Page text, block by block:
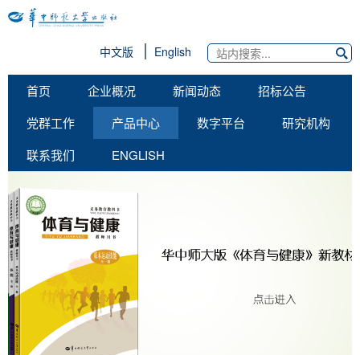
中文版 English
首页 企业概况 新闻动态
招标公告
党群工作
产品中心 数字平台
研究机构
联系我们
ENGLISH